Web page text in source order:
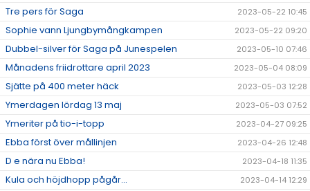
Tre pers för Saga 2023-05-22 10:45
Sophie vann Ljungbymångkampen 2023-05-22 09:20
Dubbel-silver för Saga på Junespelen 2023-05-10 07:46
Månadens friidrottare april 2023 2023-05-04 08:09
Sjätte på 400 meter häck 2023-05-03 12:28
Ymerdagen lördag 13 maj 2023-05-03 07:52
Ymeriter på tio-i-topp 2023-04-27 09:25
Ebba först över mållinjen 2023-04-26 12:48
D e nära nu Ebba! 2023-04-18 11:35
Kula och höjdhopp pågår... 2023-04-14 12:29